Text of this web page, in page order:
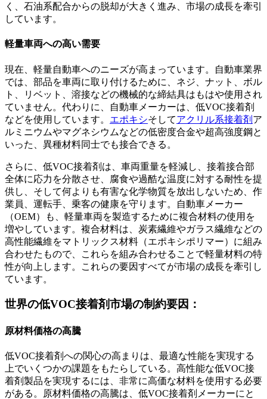
く、石油系配合からの脱却が大きく進み、市場の成長を牽引
しています。
軽量車両への高い需要
現在、軽量自動車へのニーズが高まっています。自動車業界
では、部品を車両に取り付けるために、ネジ、ナット、ボル
ト、リベット、溶接などの機械的な締結具はもはや使用され
ていません。代わりに、自動車メーカーは、低VOC接着剤
などを使用しています。 エポキシそしてアクリル系接着剤 ア
ルミニウムやマグネシウムなどの低密度合金や超高強度鋼と
いった、異種材料同士でも接合できる。
さらに、低VOC接着剤は、車両重量を軽減し、接着接合部
全体に応力を分散させ、腐食や過酷な温度に対する耐性を提
供し、そして何よりも有害な化学物質を放出しないため、作
業員、運転手、乗客の健康を守ります。自動車メーカー
（OEM）も、軽量車両を製造するために複合材料の使用を
増やしています。複合材料は、炭素繊維やガラス繊維などの
高性能繊維をマトリックス材料（エポキシポリマー）に組み
合わせたもので、これらを組み合わせることで軽量材料の特
性が向上します。これらの要因すべてが市場の成長を牽引し
ています。
世界の低VOC接着剤市場の制約要因：
原材料価格の高騰
低VOC接着剤への関心の高まりは、最適な性能を実現する
上でいくつかの課題をもたらしている。高性能な低VOC接
着剤製品を実現するには、非常に高価な材料を使用する必要
がある。原材料価格の高騰は、低VOC接着剤メーカーにと